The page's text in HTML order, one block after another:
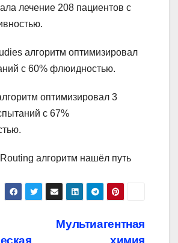
лечение 208 пациентов с
алгоритм оптимизировал
с 60% флюидностью.
оптимизировал 3
с 67%
Routing алгоритм нашёл путь
Мультиагентная
химия